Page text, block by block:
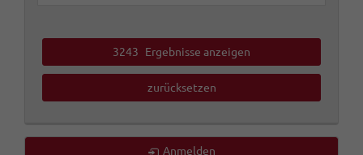
3243 Ergebnisse anzeigen
zurücksetzen
Anmelden